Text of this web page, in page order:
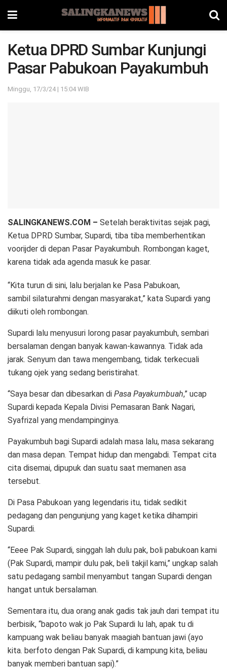
Ketua DPRD Sumbar Kunjungi
Pasar Pabukoan Payakumbuh
Minggu, 17/3/24 | 15:04 WIB
SALINGKANEWS.COM – Setelah beraktivitas sejak pagi,
Ketua DPRD Sumbar, Supardi, tiba tiba memberhentikan
voorijder di depan Pasar Payakumbuh. Rombongan kaget,
karena tidak ada agenda masuk ke pasar.
“Kita turun di sini, lalu berjalan ke Pasa Pabukoan,
sambil silaturahmi dengan masyarakat,” kata Supardi yang
diikuti oleh rombongan.
Supardi lalu menyusuri lorong pasar payakumbuh, sembari
bersalaman dengan banyak kawan-kawannya. Tidak ada
jarak. Senyum dan tawa mengembang, tidak terkecuali
tukang ojek yang sedang beristirahat.
“Saya besar dan dibesarkan di Pasa Payakumbuah,” ucap
Supardi kepada Kepala Divisi Pemasaran Bank Nagari,
Syafrizal yang mendampinginya.
Payakumbuh bagi Supardi adalah masa lalu, masa sekarang
dan masa depan. Tempat hidup dan mengabdi. Tempat cita
cita disemai, dipupuk dan suatu saat memanen asa
tersebut.
Di Pasa Pabukoan yang legendaris itu, tidak sedikit
pedagang dan pengunjung yang kaget ketika dihampiri
Supardi.
“Eeee Pak Supardi, singgah lah dulu pak, boli pabukoan kami
(Pak Supardi, mampir dulu pak, beli takjil kami,” ungkap salah
satu pedagang sambil menyambut tangan Supardi dengan
hangat untuk bersalaman.
Sementara itu, dua orang anak gadis tak jauh dari tempat itu
berbisik, “bapoto wak jo Pak Supardi lu lah, apak tu di
kampuang wak beliau banyak maagiah bantuan jawi (ayo
kita. berfoto dengan Pak Supardi, di kampung kita, beliau
banyak memberi bantuan sapi).”